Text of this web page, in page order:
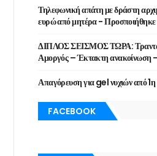
Τηλεφωνική απάτη με δράστη
ευρώ από μητέρα - Προσποιήθηκε
ΔΙΠΛΟΣ ΣΕΙΣΜΟΣ ΤΩΡΑ:
Αμοργός – Έκτακτη ανακοίνωση –
Απαγόρευση για gel νυχιών από 1η
FACEBOOK